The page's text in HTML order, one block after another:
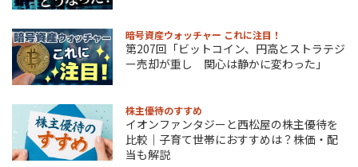
暗号資産ウォッチャー これに注目！
第207回「ビットコイン、円高とストラテジ
ー売却が重し 関心は静かに変わった」
株主優待のすすめ
イオンファンタジーと西松屋の株主優待を
比較｜子育て世帯におすすめは？株価・配
当も解説